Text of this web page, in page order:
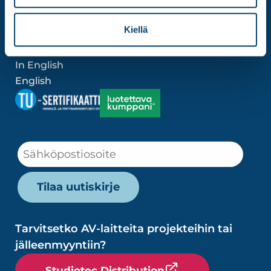
Kiellä
Laskutustiedot »
Huoltopyyntö »
In English
English
Tarvitsetko AV-laitteita projekteihin tai
jälleenmyyntiin?